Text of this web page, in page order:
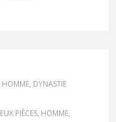
HOMME, DYNASTIE
PIÈCES, HOMME,